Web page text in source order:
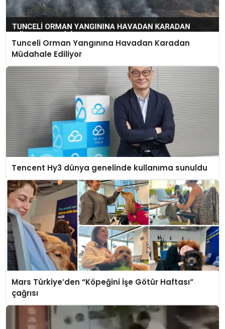
Tunceli Orman Yangınına Havadan Karadan
Müdahale Ediliyor
Tencent Hy3 dünya genelinde kullanıma sunuldu
Mars Türkiye’den “Köpeğini İşe Götür Haftası”
çağrısı